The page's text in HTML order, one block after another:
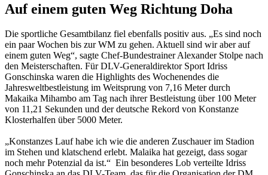
Auf einem guten Weg Richtung Doha
Die sportliche Gesamtbilanz fiel ebenfalls positiv aus. „Es sind noch
ein paar Wochen bis zur WM zu gehen. Aktuell sind wir aber auf
einem guten Weg“, sagte Chef-Bundestrainer Alexander Stolpe nach
den Meisterschaften. Für DLV-Generaldirektor Sport Idriss
Gonschinska waren die Highlights des Wochenendes die
Jahresweltbestleistung im Weitsprung von 7,16 Meter durch
Makaika Mihambo am Tag nach ihrer Bestleistung über 100 Meter
von 11,21 Sekunden und der deutsche Rekord von Konstanze
Klosterhalfen über 5000 Meter.
„Konstanzes Lauf habe ich wie die anderen Zuschauer im Stadion
im Stehen und klatschend erlebt. Malaika hat gezeigt, dass sogar
noch mehr Potenzial da ist.“ Ein besonderes Lob verteilte Idriss